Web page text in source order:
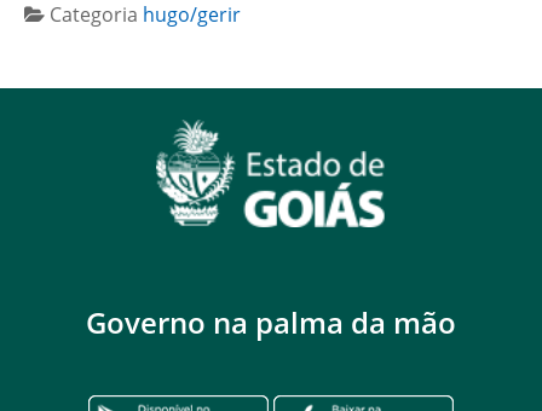
Categoria hugo/gerir
Governo na palma da mão